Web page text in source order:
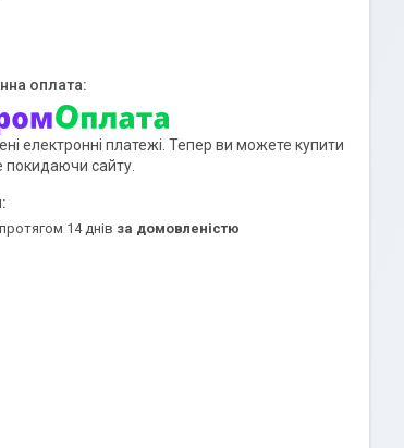
електронні платежі. Тепер ви можете купити
покидаючи сайту.
14 днів за домовленістю